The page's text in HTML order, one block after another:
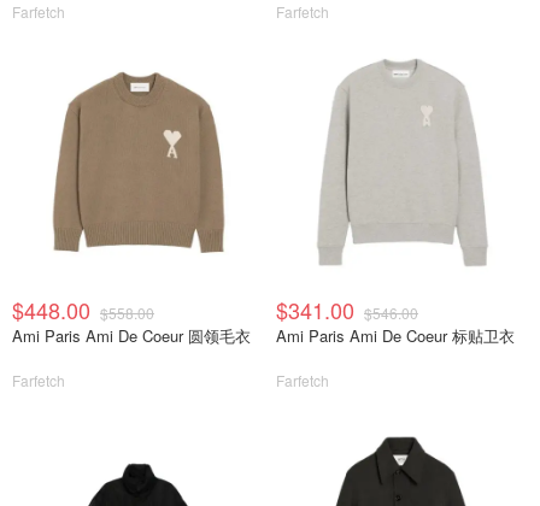
Farfetch Farfetch
$448.00 $558.00
Ami Paris Ami De Coeur 圆领毛衣
Farfetch
$341.00 $546.00
Ami Paris Ami De Coeur 标贴卫衣
Farfetch